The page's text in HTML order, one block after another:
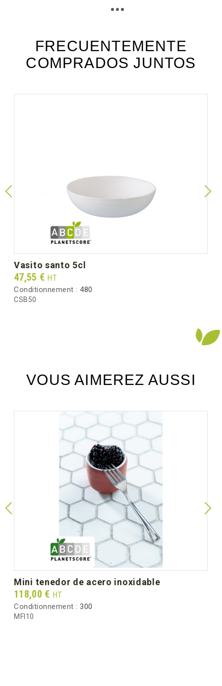
FRECUENTEMENTE
COMPRADOS JUNTOS
vasito santo 5cl
Prix
47,55 € HT
Conditionnement : 480
CSB50
VOUS AIMEREZ AUSSI
mini tenedor de acero inoxidable
Prix
118,00 € HT
Conditionnement : 300
MFI10